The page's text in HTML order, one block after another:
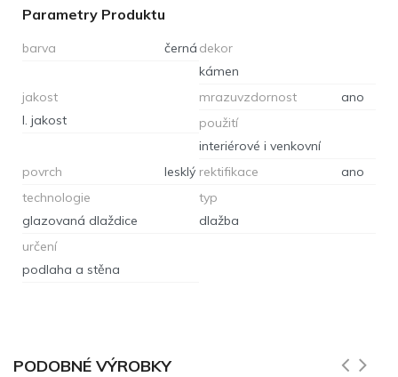
Parametry Produktu
barva černá dekor
kámen
jakost
I. jakost
mrazuvzdornost
ano
použití
interiérové i venkovní
povrch
lesklý rektifikace
ano
technologie
glazovaná dlaždice
typ
dlažba
určení
podlaha a stěna
PODOBNÉ VÝROBKY